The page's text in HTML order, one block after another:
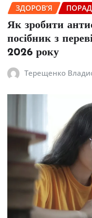
ЗДОРОВ’Я
Як зробити
посібник з
2026 року
Терещенко